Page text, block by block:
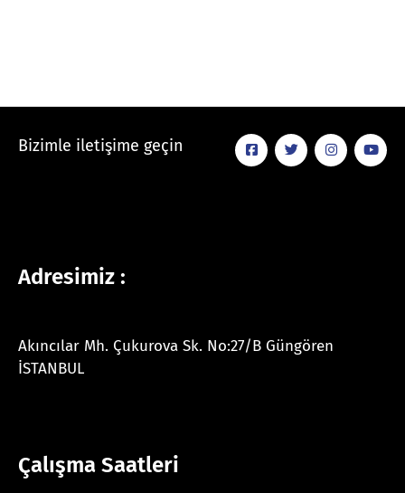
Bizimle iletişime geçin
Adresimiz :
Akıncılar Mh. Çukurova Sk. No:27/B Güngören
İSTANBUL
Çalışma Saatleri